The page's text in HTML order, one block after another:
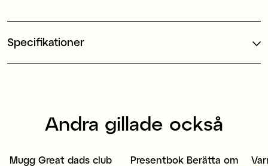
Specifikationer
Andra gillade också
Mugg Great dads club
Presentbok Berätta om